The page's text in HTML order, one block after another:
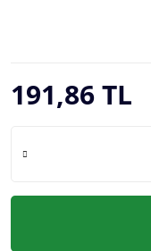
191,86 TL